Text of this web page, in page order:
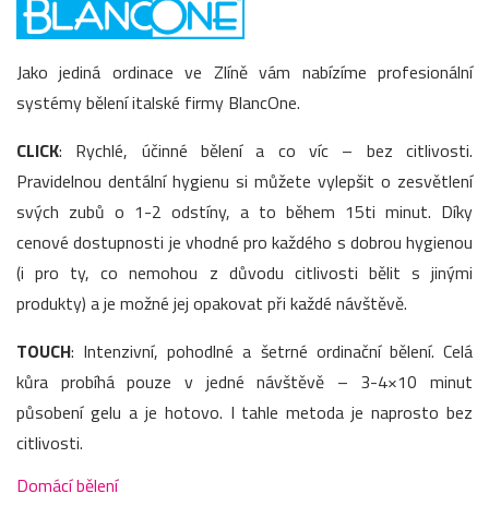
Jako jediná ordinace ve Zlíně vám nabízíme profesionální
systémy bělení italské firmy BlancOne.
CLICK: Rychlé, účinné bělení a co víc – bez citlivosti.
Pravidelnou dentální hygienu si můžete vylepšit o zesvětlení
svých zubů o 1-2 odstíny, a to během 15ti minut. Díky
cenové dostupnosti je vhodné pro každého s dobrou hygienou
(i pro ty, co nemohou z důvodu citlivosti bělit s jinými
produkty) a je možné jej opakovat při každé návštěvě.
TOUCH: Intenzivní, pohodlné a šetrné ordinační bělení. Celá
kůra probíhá pouze v jedné návštěvě – 3-4×10 minut
působení gelu a je hotovo. I tahle metoda je naprosto bez
citlivosti.
Domácí bělení